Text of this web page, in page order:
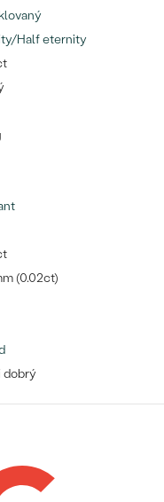
Half eternity
(0.02ct)
dobrý